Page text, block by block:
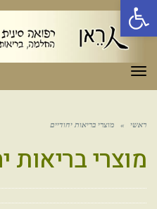
פתח סרגל נגישות
תפריט
ראשי » מוצרי בריאות יחודיים
מוצרי בריאות